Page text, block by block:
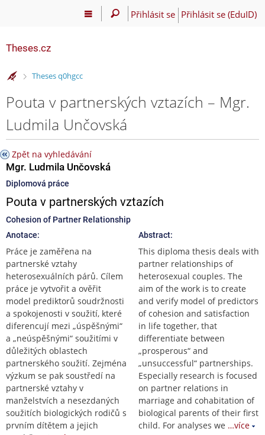
Přihlásit se Přihlásit se (EduID)
Theses.cz
>
Theses q0hgcc
Pouta v partnerských vztazích – Mgr.
Ludmila Unčovská
Zpět na vyhledávání
Mgr. Ludmila Unčovská
Diplomová práce
Pouta v partnerských vztazích
Cohesion of Partner Relationship
Anotace:
Práce je zaměřena na
partnerské vztahy
heterosexuálních párů. Cílem
práce je vytvořit a ověřit
model prediktorů soudržnosti
a spokojenosti v soužití, které
diferencují mezi „úspěšnými“
a „neúspěšnými“ soužitími v
důležitých oblastech
partnerského soužití. Zejména
výzkum se pak soustředí na
partnerské vztahy v
manželstvích a nesezdaných
soužitích biologických rodičů s
prvním dítětem a jejich
Abstract:
This diploma thesis deals with
partner relationships of
heterosexual couples. The
aim of the work is to create
and verify model of predictors
of cohesion and satisfaction
in life together, that
differentiate between
„prosperous“ and
„unsuccessful“ partnerships.
Especially research is focused
on partner relations in
marriage and cohabitation of
biological parents of their first
child. For analyses we …více